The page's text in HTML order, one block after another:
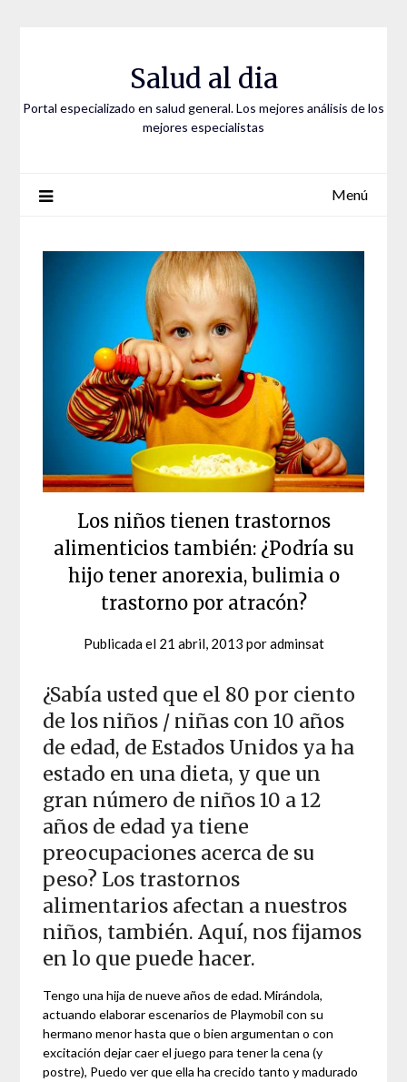
Salud al dia
Portal especializado en salud general. Los mejores análisis de los
mejores especialistas
Menú
Los niños tienen trastornos
alimenticios también: ¿Podría su
hijo tener anorexia, bulimia o
trastorno por atracón?
Publicada el 21 abril, 2013 poradminsat
¿Sabía usted que el 80 por ciento
de los niños / niñas con 10 años
de edad, de Estados Unidos ya ha
estado en una dieta, y que un
gran número de niños 10 a 12
años de edad ya tiene
preocupaciones acerca de su
peso? Los trastornos
alimentarios afectan a nuestros
niños, también. Aquí, nos fijamos
en lo que puede hacer.
Tengo una hija de nueve años de edad. Mirándola,
actuando elaborar escenarios de Playmobil con su
hermano menor hasta que o bien argumentan o con
excitación dejar caer el juego para tener la cena (y
postre), Puedo ver que ella ha crecido tanto y madurado